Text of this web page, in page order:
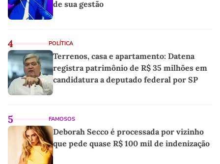
de sua gestão
4 POLÍTICA
Terrenos, casa e apartamento: Datena
registra patrimônio de R$ 35 milhões em
candidatura a deputado federal por SP
5 FAMOSOS
Deborah Secco é processada por vizinho
que pede quase R$ 100 mil de indenização